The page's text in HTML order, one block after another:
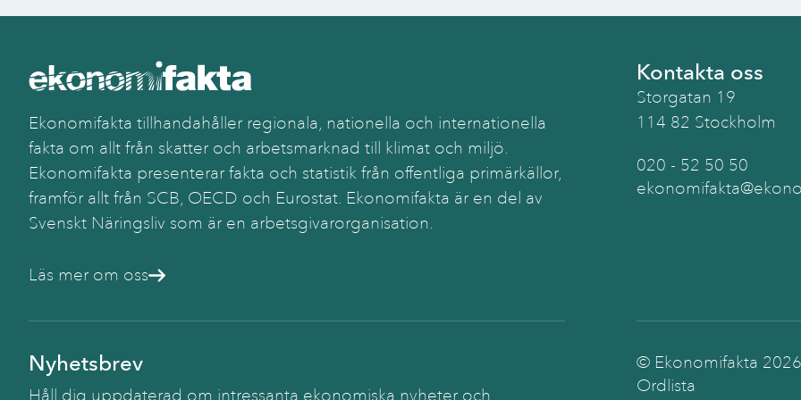
Ekonomifakta tillhandahåller regionala, nationella och internationella
fakta om allt från skatter och arbetsmarknad till klimat och miljö.
Ekonomifakta presenterar fakta och statistik från offentliga primärkällor,
framför allt från SCB, OECD och Eurostat. Ekonomifakta är en del av
Svenskt Näringsliv som är en arbetsgivarorganisation.
Läs mer om oss
Kontakta oss
Storgatan 19
114 82 Stockholm
020 - 52 50 50
Nyhetsbrev
Håll dig uppdaterad om intressanta ekonomiska nyheter och
© Ekonomifakta 2026
Ordlista